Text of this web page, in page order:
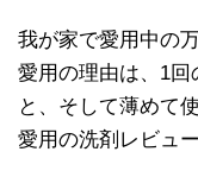
我が家で愛用中の万
愛用の理由は、1回
と、そして薄めて
愛用の洗剤レビュ